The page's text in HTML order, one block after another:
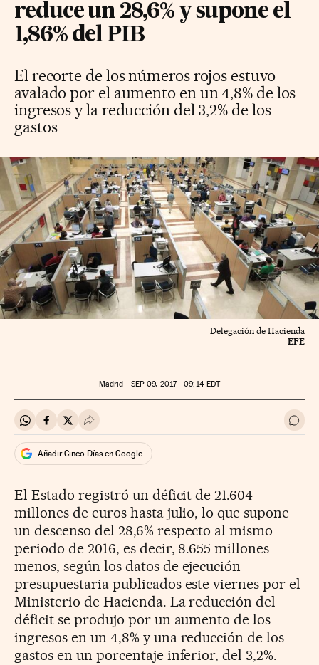
reduce un 28,6% y supone el
1,86% del PIB
El recorte de los números rojos estuvo
avalado por el aumento en un 4,8% de los
ingresos y la reducción del 3,2% de los
gastos
Delegación de Hacienda
EFE
Madrid - SEP 09, 2017 - 09:14EDT
Compartir en Whatsapp
Compartir en Facebook
Compartir en Twitter
Desplegar Redes Sociales Ir a
Añadir Cinco Días en Google
El Estado registró un déficit de 21.604
millones de euros hasta julio, lo que supone
un descenso del 28,6% respecto al mismo
periodo de 2016, es decir, 8.655 millones
menos, según los datos de ejecución
presupuestaria publicados este viernes por el
Ministerio de Hacienda. La reducción del
déficit se produjo por un aumento de los
ingresos en un 4,8% y una reducción de los
gastos en un porcentaje inferior, del 3,2%.